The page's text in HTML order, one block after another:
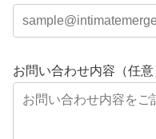
お問い合わせ内容（任意